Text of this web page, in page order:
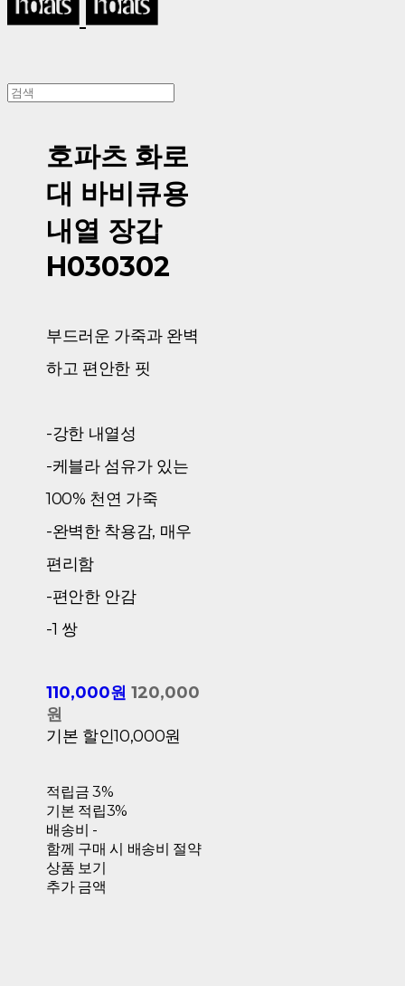
호파츠 화로
대 바비큐용
내열 장갑
H030302
부드러운 가죽과 완벽
하고 편안한 핏
-강한 내열성
-케블라 섬유가 있는
100% 천연 가죽
-완벽한 착용감, 매우
편리함
-편안한 안감
-1 쌍
110,000원120,000
원
기본 할인10,000원
적립금 3%
기본 적립3%
배송비 -
함께 구매 시 배송비 절약
상품 보기
추가 금액